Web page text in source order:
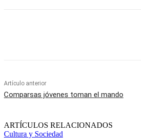
Artículo anterior
Comparsas jóvenes toman el mando
ARTÍCULOS RELACIONADOS
Cultura y Sociedad